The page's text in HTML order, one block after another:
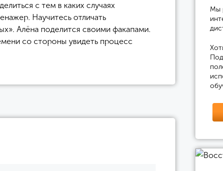
с тем в каких случаях
Научитесь отличать
Алёна поделится своими факапами.
со стороны увидеть процесс
Мы